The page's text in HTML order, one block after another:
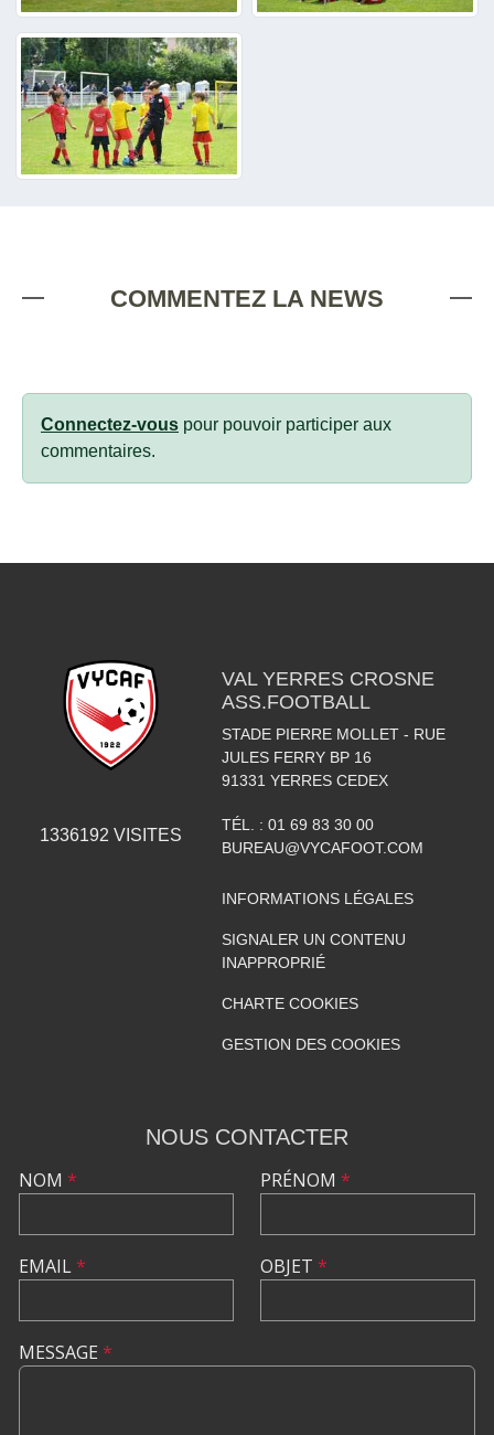
COMMENTEZ LA NEWS
Connectez-vous pour pouvoir participer aux
commentaires.
1336192 VISITES
VAL YERRES CROSNE
ASS.FOOTBALL
STADE PIERRE MOLLET - RUE
JULES FERRY BP 16
91331 YERRES CEDEX
TÉL. : 01 69 83 30 00
BUREAU@VYCAFOOT.COM
INFORMATIONS LÉGALES
SIGNALER UN CONTENU
INAPPROPRIÉ
CHARTE COOKIES
GESTION DES COOKIES
NOUS CONTACTER
NOM *
EMAIL*
PRÉNOM *
OBJET *
MESSAGE *